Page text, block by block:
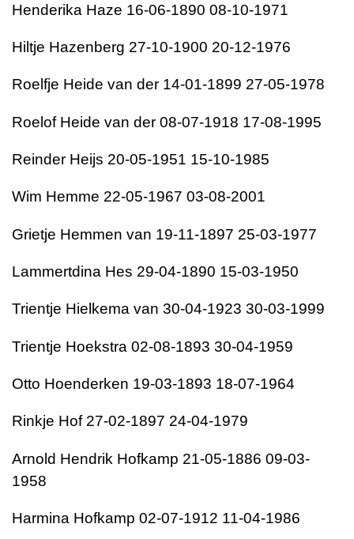
Henderika Haze 16-06-1890 08-10-1971
Hiltje Hazenberg 27-10-1900 20-12-1976
Roelfje Heide van der 14-01-1899 27-05-1978
Roelof Heide van der 08-07-1918 17-08-1995
Reinder Heijs 20-05-1951 15-10-1985
Wim Hemme 22-05-1967 03-08-2001
Grietje Hemmen van 19-11-1897 25-03-1977
Lammertdina Hes 29-04-1890 15-03-1950
Trientje Hielkema van 30-04-1923 30-03-1999
Trientje Hoekstra 02-08-1893 30-04-1959
Otto Hoenderken 19-03-1893 18-07-1964
Rinkje Hof 27-02-1897 24-04-1979
Arnold Hendrik Hofkamp 21-05-1886 09-03-
1958
Harmina Hofkamp 02-07-1912 11-04-1986